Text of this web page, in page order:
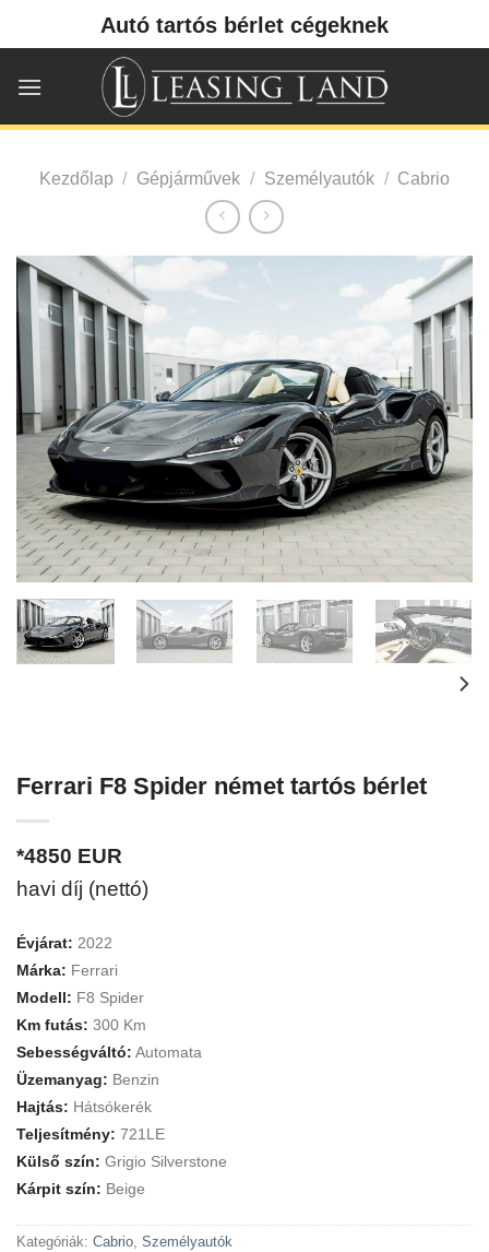
Autó tartós bérlet cégeknek
Kezdőlap / Gépjárművek / Személyautók / Cabrio
Ferrari F8 Spider német tartós bérlet
*4850 EUR
havi díj (nettó)
Évjárat: 2022
Márka: Ferrari
Modell: F8 Spider
Km futás: 300 Km
Sebességváltó: Automata
Üzemanyag: Benzin
Hajtás: Hátsókerék
Teljesítmény: 721LE
Külső szín: Grigio Silverstone
Kárpit szín: Beige
Kategóriák: Cabrio Személyautók